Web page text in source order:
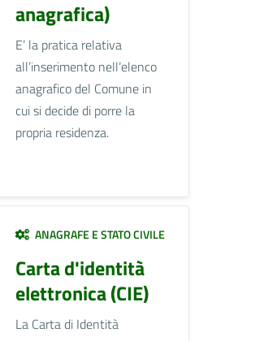
anagrafica)
E’ la pratica relativa
all’inserimento nell’elenco
anagrafico del Comune in
cui si decide di porre la
propria residenza.
ANAGRAFE E STATO CIVILE
Carta d'identità
elettronica (CIE)
La Carta di Identità